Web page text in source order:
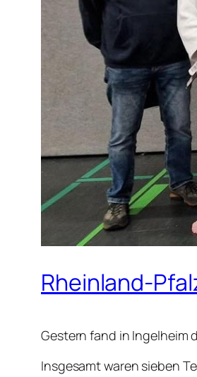
Rheinland-
Gestern fand in Ingelheim
Insgesamt waren sieben